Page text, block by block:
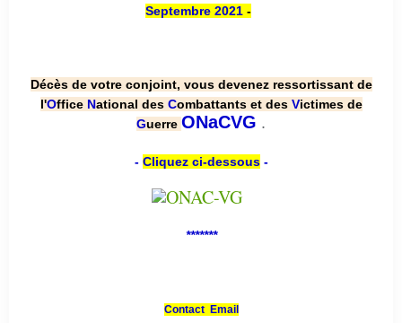
Septembre 2021 -
Décès de votre conjoint, vous devenez ressortissant de
l'Office National des Combattants et des Victimes de
Guerre ONaCVG .
- Cliquez ci-dessous-
*******
Contact Email